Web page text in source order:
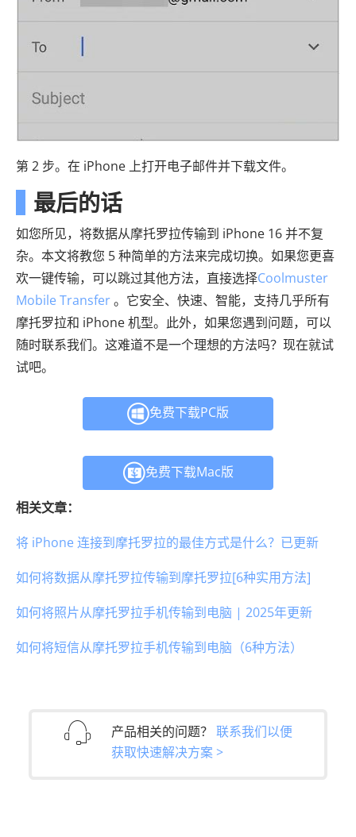
第 2 步。在 iPhone 上打开电子邮件并下载文件。
最后的话
如您所见，将数据从摩托罗拉传输到 iPhone 16 并不复
杂。本文将教您 5 种简单的方法来完成切换。如果您更喜
欢一键传输，可以跳过其他方法，直接选择Coolmuster
Mobile Transfer。它安全、快速、智能，支持几乎所有
摩托罗拉和 iPhone 机型。此外，如果您遇到问题，可以
随时联系我们。这难道不是一个理想的方法吗？现在就试
试吧。
免费下载PC版
免费下载Mac版
相关文章：
将 iPhone 连接到摩托罗拉的最佳方式是什么？已更新
如何将数据从摩托罗拉传输到摩托罗拉[6种实用方法]
如何将照片从摩托罗拉手机传输到电脑 | 2025年更新
如何将短信从摩托罗拉手机传输到电脑（6种方法）
产品相关的问题？ 联系我们以便
获取快速解决方案 >